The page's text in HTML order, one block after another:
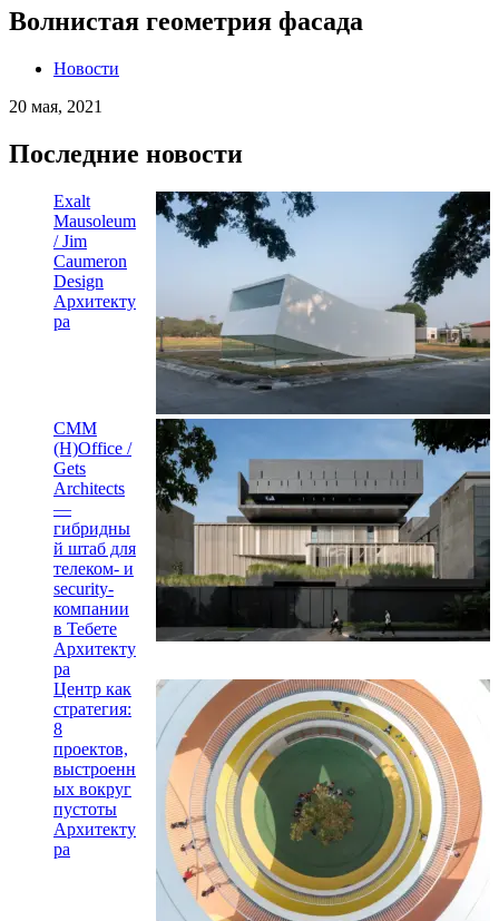
Волнистая геометрия фасада
Новости
20 мая, 2021
Последние новости
Exalt
Mausoleum
/ Jim
Caumeron
Design
Архитекту
ра
CMM
(H)Office /
Gets
Architects
—
гибридны
й штаб для
телеком- и
security-
компании
в Тебете
Архитекту
ра
Центр как
стратегия:
8
проектов,
выстроенн
ых вокруг
пустоты
Архитекту
ра